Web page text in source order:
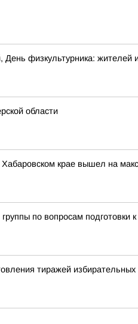
физкультурника: жителей
области
крае вышел на
по вопросам подготовки
тиражей